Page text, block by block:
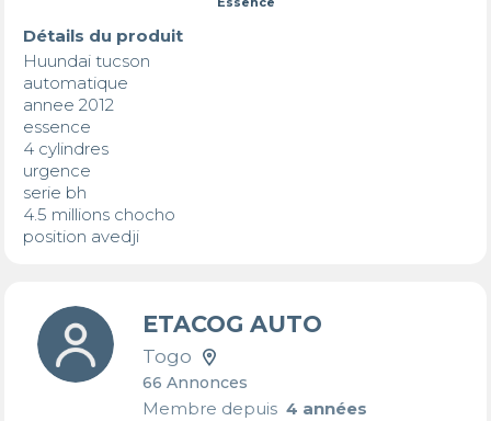
Détails du produit
Huundai tucson
automatique
annee 2012
essence
4 cylindres
urgence
serie bh
4.5 millions chocho
position avedji
ETACOG AUTO
Togo
66 Annonces
Membre depuis4 années